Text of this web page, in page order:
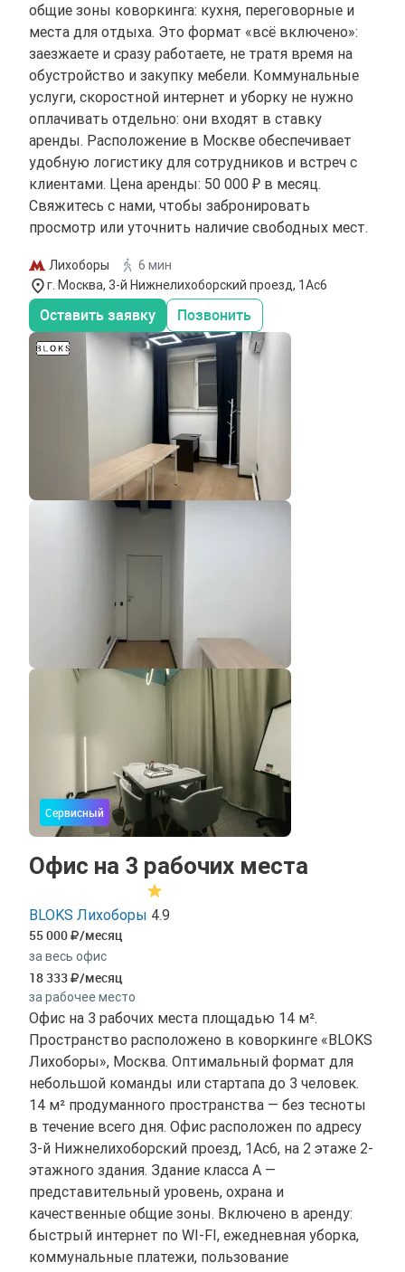
общие зоны коворкинга: кухня, переговорные и
места для отдыха. Это формат «всё включено»:
заезжаете и сразу работаете, не тратя время на
обустройство и закупку мебели. Коммунальные
услуги, скоростной интернет и уборку не нужно
оплачивать отдельно: они входят в ставку
аренды. Расположение в Москве обеспечивает
удобную логистику для сотрудников и встреч с
клиентами. Цена аренды: 50 000 ₽ в месяц.
Свяжитесь с нами, чтобы забронировать
просмотр или уточнить наличие свободных мест.
Лихоборы
6 мин
г. Москва, 3-й Нижнелихоборский проезд, 1Ас6
Оставить заявку Позвонить
Сервисный
Офис на 3 рабочих места
BLOKS Лихоборы 4.9
55 000 /месяц
за весь офис
18 333 /месяц
за рабочее место
Офис на 3 рабочих места площадью 14 м².
Пространство расположено в коворкинге «BLOKS
Лихоборы», Москва. Оптимальный формат для
небольшой команды или стартапа до 3 человек.
14 м² продуманного пространства — без тесноты
в течение всего дня. Офис расположен по адресу
3-й Нижнелихоборский проезд, 1Ас6, на 2 этаже 2-
этажного здания. Здание класса A —
представительный уровень, охрана и
качественные общие зоны. Включено в аренду:
быстрый интернет по WI-FI, ежедневная уборка,
коммунальные платежи, пользование